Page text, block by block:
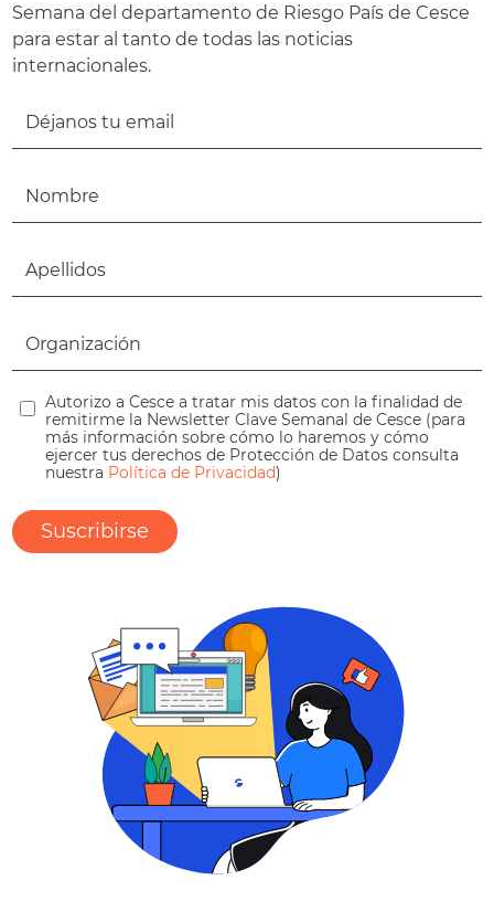
Semana del departamento de Riesgo País de Cesce
para estar al tanto de todas las noticias
internacionales.
Autorizo a Cesce a tratar mis datos con la finalidad de
remitirme la Newsletter Clave Semanal de Cesce (para
más información sobre cómo lo haremos y cómo
ejercer tus derechos de Protección de Datos consulta
nuestra Política de Privacidad)